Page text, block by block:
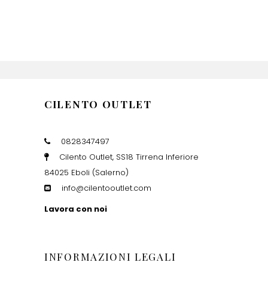
CILENTO OUTLET
0828347497
Cilento Outlet, SS18 Tirrena Inferiore
84025 Eboli (Salerno)
info@cilentooutlet.com
Lavora con noi
INFORMAZIONI LEGALI